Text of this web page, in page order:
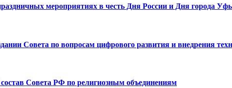
мероприятиях в честь Дня России и Дня города
Совета по вопросам цифрового развития и внедрения
Совета РФ по религиозным объединениям